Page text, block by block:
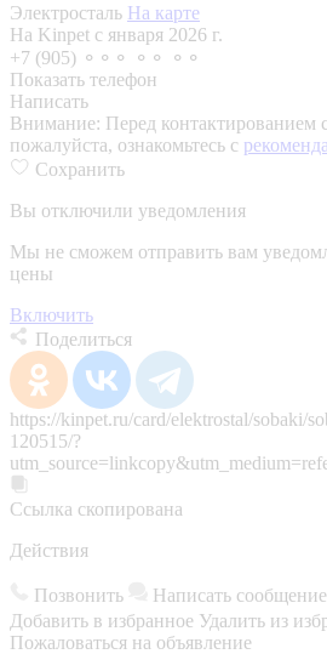
Электросталь На карте
На Kinpet c января 2026 г.
+7 (905) ⚬⚬⚬ ⚬⚬ ⚬⚬
Показать телефон
Написать
Внимание: Перед контактированием
пожалуйста, ознакомьтесь с
Сохранить
Вы отключили уведомления
Мы не сможем отправить вам
цены
Включить
Поделиться
https://kinpet.ru/card/elektrostal/sobaki/
120515/?
Ссылка скопирована
Действия
Позвонить Написать сообщение
Добавить в избранное Удалить из
Пожаловаться на объявление